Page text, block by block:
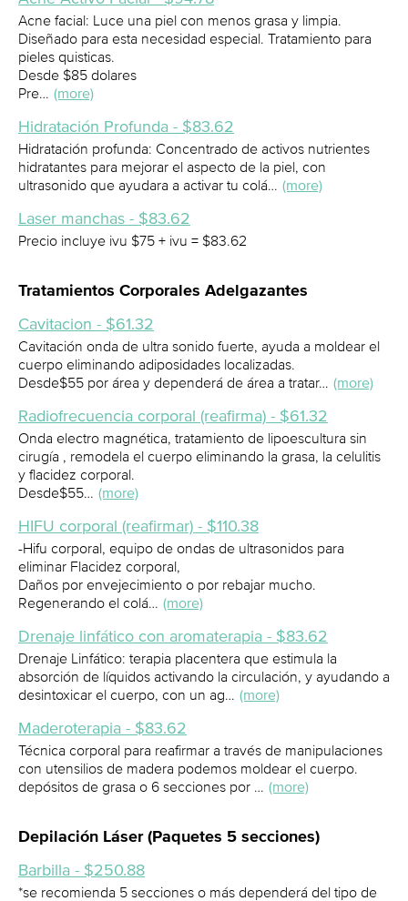
Acne facial: Luce una piel con menos grasa y limpia.
Diseñado para esta necesidad especial. Tratamiento para
pieles quisticas.
Desde $85 dolares
Pre… (more)
Hidratación Profunda - $83.62
Hidratación profunda: Concentrado de activos nutrientes
hidratantes para mejorar el aspecto de la piel, con
ultrasonido que ayudara a activar tu colá… (more)
Laser manchas - $83.62
Precio incluye ivu $75 + ivu = $83.62
Tratamientos Corporales Adelgazantes
Cavitacion - $61.32
Cavitación onda de ultra sonido fuerte, ayuda a moldear el
cuerpo eliminando adiposidades localizadas.
Desde$55 por área y dependerá de área a tratar… (more)
Radiofrecuencia corporal (reafirma) - $61.32
Onda electro magnética, tratamiento de lipoescultura sin
cirugía , remodela el cuerpo eliminando la grasa, la celulitis
y flacidez corporal.
Desde$55… (more)
HIFU corporal (reafirmar) - $110.38
-Hifu corporal, equipo de ondas de ultrasonidos para
eliminar Flacidez corporal,
Daños por envejecimiento o por rebajar mucho.
Regenerando el colá… (more)
Drenaje linfático con aromaterapia - $83.62
Drenaje Linfático: terapia placentera que estimula la
absorción de líquidos activando la circulación, y ayudando a
desintoxicar el cuerpo, con un ag… (more)
Maderoterapia - $83.62
Técnica corporal para reafirmar a través de manipulaciones
con utensilios de madera podemos moldear el cuerpo.
depósitos de grasa o 6 secciones por … (more)
Depilación Láser (Paquetes 5 secciones)
Barbilla - $250.88
*se recomienda 5 secciones o más dependerá del tipo de